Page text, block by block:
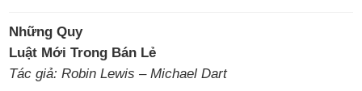
Những Quy
Luật Mới Trong Bán Lẻ
Tác giả: Robin Lewis – Michael Dart